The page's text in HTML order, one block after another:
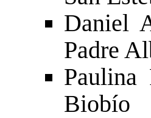
Daniel
Padre
Biobío